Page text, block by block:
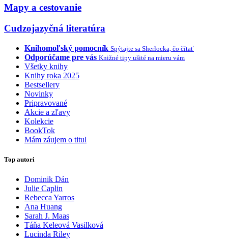
Mapy a cestovanie
Cudzojazyčná literatúra
Knihomoľský pomocník Spýtajte sa Sherlocka, čo čítať
Odporúčame pre vás Knižné tipy ušité na mieru vám
Všetky knihy
Knihy roka 2025
Bestsellery
Novinky
Pripravované
Akcie a zľavy
Kolekcie
BookTok
Mám záujem o titul
Top autori
Dominik Dán
Julie Caplin
Rebecca Yarros
Ana Huang
Sarah J. Maas
Táňa Keleová Vasilková
Lucinda Riley